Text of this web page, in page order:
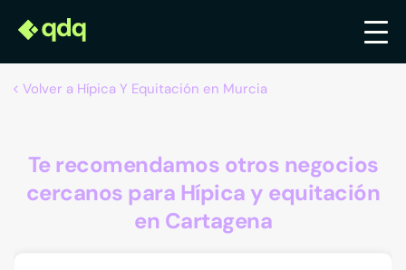
Volver a Hípica Y Equitación en Murcia
Te recomendamos otros negocios
cercanos para Hípica y equitación
en Cartagena